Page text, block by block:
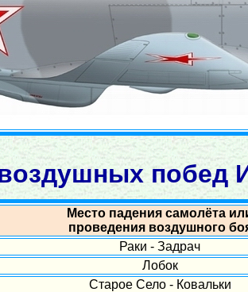
побед
Место падения самолёта
проведения воздушного
Раки - Задрач
Лобок
Старое Село - Ковальки